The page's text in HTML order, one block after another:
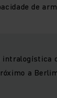
de
a